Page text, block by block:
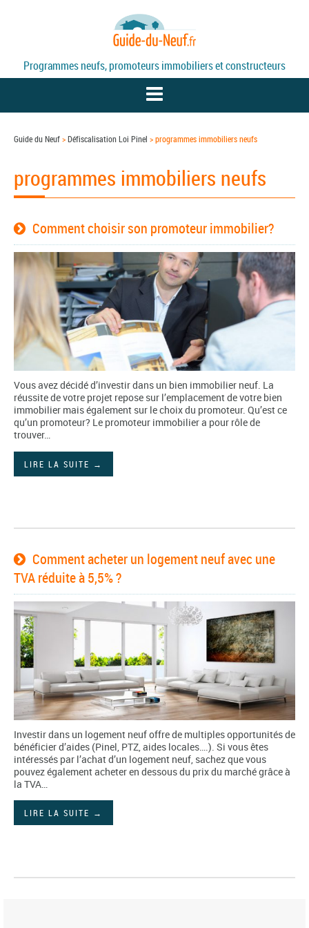
Programmes neufs, promoteurs immobiliers et constructeurs
PROMOTEURS
DÉFISCALISATION / LOI PINEL
ACTUALITÉS
Guide du Neuf>Défiscalisation Loi Pinel >programmes immobiliers neufs
programmes immobiliers neufs
Comment choisir son promoteur immobilier?
Vous avez décidé d’investir dans un bien immobilier neuf. La
réussite de votre projet repose sur l’emplacement de votre bien
immobilier mais également sur le choix du promoteur. Qu’est ce
qu’un promoteur? Le promoteur immobilier a pour rôle de
trouver…
LIRE LA SUITE →
Comment acheter un logement neuf avec une
TVA réduite à 5,5% ?
Investir dans un logement neuf offre de multiples opportunités de
bénéficier d’aides (Pinel, PTZ, aides locales….). Si vous êtes
intéressés par l’achat d’un logement neuf, sachez que vous
pouvez également acheter en dessous du prix du marché grâce à
la TVA…
LIRE LA SUITE →